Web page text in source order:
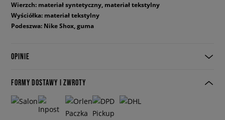
Wierzch: materiał syntetyczny, materiał tekstylny
Wyściółka: materiał tekstylny
Podeszwa: Nike Shox, guma
OPINIE
FORMY DOSTAWY I ZWROTY